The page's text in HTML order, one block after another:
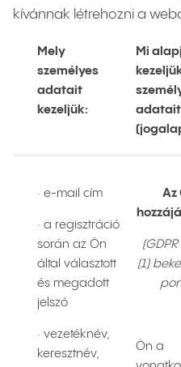
kívánnak létrehozni a
Mely
személyes
adatait
kezeljük:
Mi
adatait
· e-mail cím
· a regisztráció
során az Ön
által választott
és megadott
jelszó
· vezetéknév,
keresztnév,
Az
(1)
Ön a